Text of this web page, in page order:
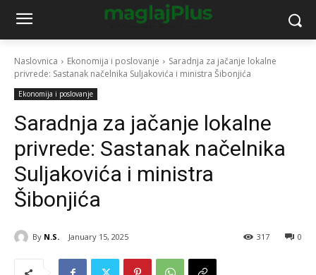
Naslovnica Ekonomija i poslovanje
Saradnja za jačanje lokalne
privrede: Sastanak načelnika Suljakovića i ministra Šibonjića
Ekonomija i poslovanje
Saradnja za jačanje lokalne
privrede: Sastanak načelnika
Suljakovića i ministra
Šibonjića
By N.S. January 15, 2025 0
317